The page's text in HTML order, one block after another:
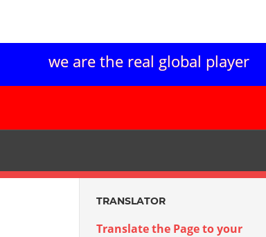
we are the real global player
TRANSLATOR
Translate the Page to your